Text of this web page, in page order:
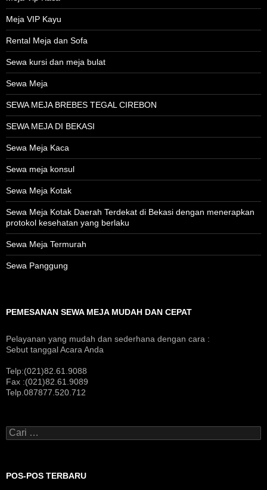
Meja VIP Kayu
Rental Meja dan Sofa
Sewa kursi dan meja bulat
Sewa Meja
SEWA MEJA BREBES TEGAL CIREBON
SEWA MEJA DI BEKASI
Sewa Meja Kaca
Sewa meja konsul
Sewa Meja Kotak
Sewa Meja Kotak Daerah Terdekat di Bekasi dengan menerapkan
protokol kesehatan yang berlaku
Sewa Meja Termurah
Sewa Panggung
PEMESANAN SEWA MEJA MUDAH DAN CEPAT
Pelayanan yang mudah dan sederhana dengan cara :
Sebut tanggal Acara Anda
Telp:(021)82.61.9088
Fax :(021)82.61.9089
Telp.087877.520.712
Cari
untuk:
POS-POS TERBARU